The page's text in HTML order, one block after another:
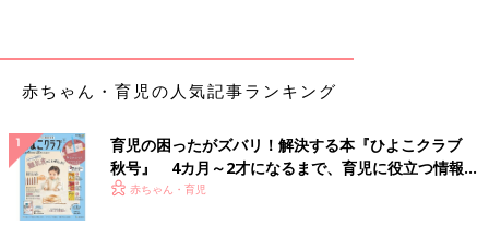
赤ちゃん・育児の人気記事ランキング
育児の困ったがズバリ！解決する本『ひよこクラブ
秋号』 4カ月～2才になるまで、育児に役立つ情報が
いっぱい！
赤ちゃん・育児